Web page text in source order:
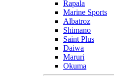
Rapala
Marine Sports
Albatroz
Shimano
Saint Plus
Daiwa
Maruri
Okuma